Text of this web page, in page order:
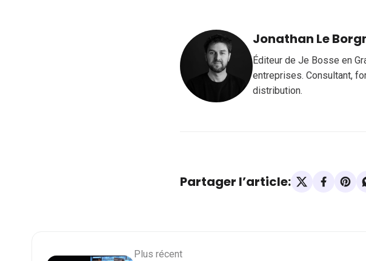
Jonathan Le
Éditeur de Je Bosse en
entreprises. Consultant,
distribution.
Partager l’article:
Plus récent